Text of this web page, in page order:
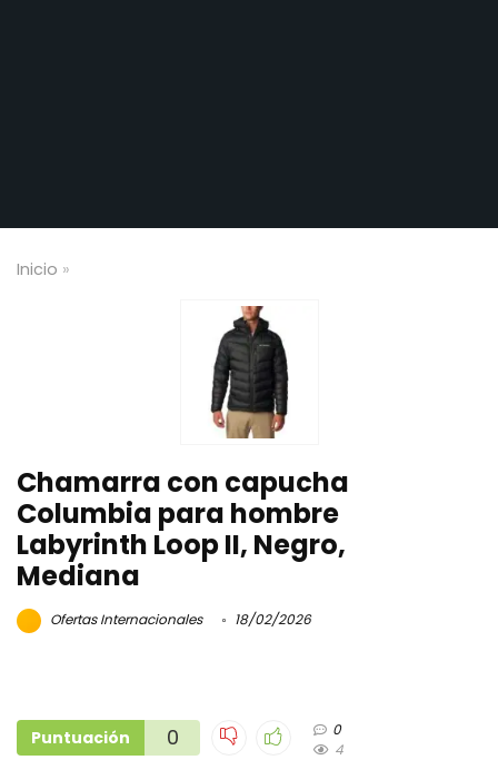
Inicio »
Chamarra con capucha
Columbia para hombre
Labyrinth Loop II, Negro,
Mediana
Ofertas Internacionales 18/02/2026
Puntuación 0
0
4